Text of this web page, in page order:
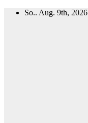
Zum
So.. Aug. 9th, 2026